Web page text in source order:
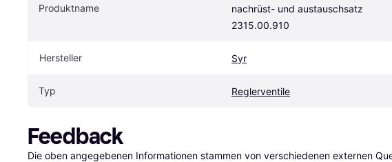
Produktname
nachrüst- und austauschsatz
2315.00.910
Hersteller Syr
Typ Reglerventile
Feedback
Die oben angegebenen Informationen stammen von verschiedenen externen